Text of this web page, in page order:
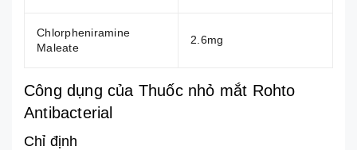
Chlorpheniramine
Maleate
2.6mg
Công dụng của Thuốc nhỏ mắt Rohto
Antibacterial
Chỉ định